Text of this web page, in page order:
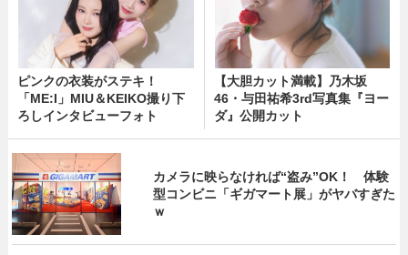
ピンクの衣装がステキ！
「ME:I」MIU＆KEIKO撮り下
ろしインタビューフォト
【大胆カット満載】乃木坂
46・与田祐希3rd写真集『ヨー
ダ』公開カット
カメラに映らなければ“盗み”OK！ 体験
型コンビニ「ギガマート展」がヤバすぎた
ｗ